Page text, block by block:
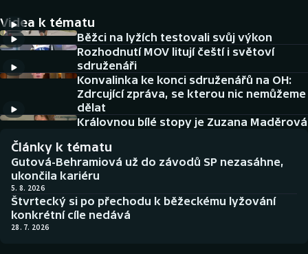
DALŠÍ SPORTY
Americký fotbal
Baseball a softbal
Biatlon
Boby a skeleton
NEPŘEHLÉDNĚTE
Aplikace ČT sport
AZ kvíz
Videa k tématu
Běžci na lyžích testovali svůj výkon
Rozhodnutí MOV litují čeští i světoví
sdruženáři
Konvalinka ke konci sdruženářů na OH:
Zdrcující zpráva, se kterou nic nemůžeme
dělat
Královnou bílé stopy je Zuzana Maděrová
Články k tématu
Gutová-Behramiová už do závodů SP nezasáhne,
ukončila kariéru
5. 8. 2026
Štvrtecký si po přechodu k běžeckému lyžování
konkrétní cíle nedává
28. 7. 2026